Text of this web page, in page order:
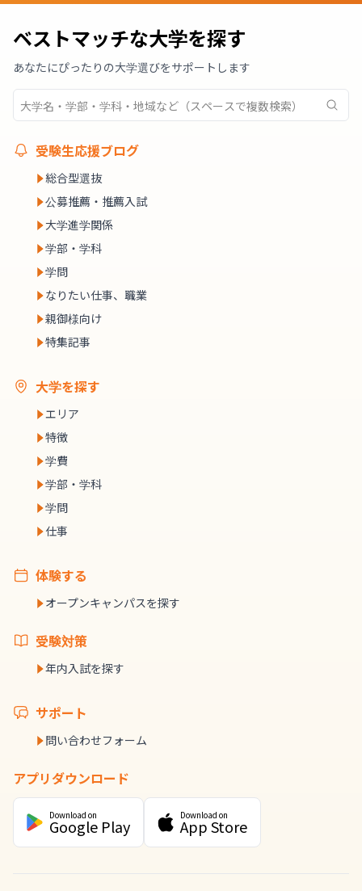
ベストマッチな大学を探す
あなたにぴったりの大学選びをサポートします
受験生応援ブログ
総合型選抜
公募推薦・推薦入試
大学進学関係
学部・学科
学問
なりたい仕事、職業
親御様向け
特集記事
大学を探す
エリア
特徴
学費
学部・学科
学問
仕事
体験する
オープンキャンパスを探す
受験対策
年内入試を探す
サポート
問い合わせフォーム
アプリダウンロード
Download on
Google Play
Download on
App Store